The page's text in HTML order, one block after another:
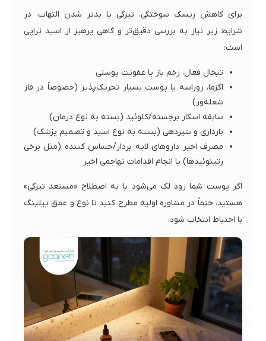
برای کاهش ریسک سوختگی، تیرگی یا بدتر شدن التهاب، در
شرایط زیر نیاز به بررسی دقیق‌تر و گاهی پرهیز از اسید تراپی
است:
تبخال فعال، زخم باز یا عفونت پوستی
اگزما، روزاسه یا پوست بسیار تحریک‌پذیر (خصوصاً در فاز
شعله‌ور)
سابقه اسکار برجسته/کلوئید (بسته به نوع درمان)
بارداری و شیردهی (بسته به نوع اسید و تصمیم پزشک)
مصرف اخیر داروهای لایه بردار/حساس کننده (مثل برخی
رتینوئیدها) یا انجام اقدامات تهاجمی اخیر
اگر پوست شما زود لک می‌شود یا به اصطلاح «مستعد تیرگی»
هستید، حتماً در مشاوره اولیه مطرح کنید تا نوع و عمق پیلینگ
با احتیاط انتخاب شود.